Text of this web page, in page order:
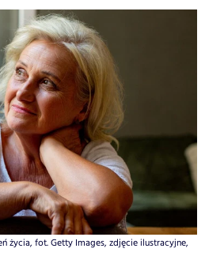
życia, fot. Getty Images, zdjęcie ilustracyjne,